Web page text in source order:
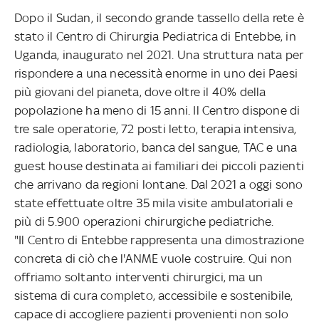
Dopo il Sudan, il secondo grande tassello della rete è
stato il Centro di Chirurgia Pediatrica di Entebbe, in
Uganda, inaugurato nel 2021. Una struttura nata per
rispondere a una necessità enorme in uno dei Paesi
più giovani del pianeta, dove oltre il 40% della
popolazione ha meno di 15 anni. Il Centro dispone di
tre sale operatorie, 72 posti letto, terapia intensiva,
radiologia, laboratorio, banca del sangue, TAC e una
guest house destinata ai familiari dei piccoli pazienti
che arrivano da regioni lontane. Dal 2021 a oggi sono
state effettuate oltre 35 mila visite ambulatoriali e
più di 5.900 operazioni chirurgiche pediatriche.
"Il Centro di Entebbe rappresenta una dimostrazione
concreta di ciò che l'ANME vuole costruire. Qui non
offriamo soltanto interventi chirurgici, ma un
sistema di cura completo, accessibile e sostenibile,
capace di accogliere pazienti provenienti non solo